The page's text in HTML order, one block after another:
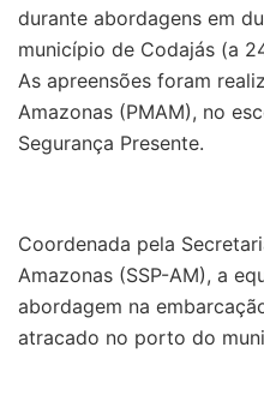
durante abordagens em
município de Codajás (a
As apreensões foram
Amazonas (PMAM), no
Segurança Presente.
Coordenada pela
Amazonas (SSP-AM), a
abordagem na
atracado no porto do